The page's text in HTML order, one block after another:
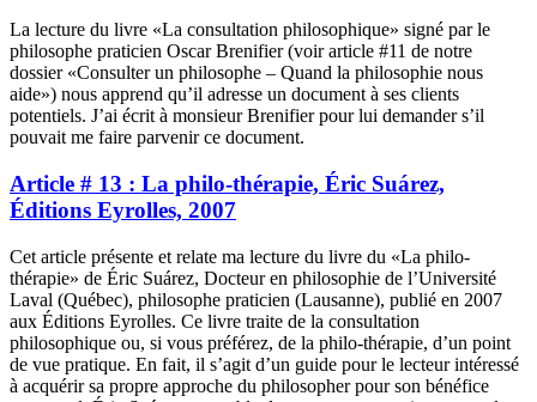
La lecture du livre «La consultation philosophique» signé par le
philosophe praticien Oscar Brenifier (voir article #11 de notre
dossier «Consulter un philosophe – Quand la philosophie nous
aide») nous apprend qu’il adresse un document à ses clients
potentiels. J’ai écrit à monsieur Brenifier pour lui demander s’il
pouvait me faire parvenir ce document.
Article # 13 : La philo-thérapie, Éric Suárez,
Éditions Eyrolles, 2007
Cet article présente et relate ma lecture du livre du «La philo-
thérapie» de Éric Suárez, Docteur en philosophie de l’Université
Laval (Québec), philosophe praticien (Lausanne), publié en 2007
aux Éditions Eyrolles. Ce livre traite de la consultation
philosophique ou, si vous préférez, de la philo-thérapie, d’un point
de vue pratique. En fait, il s’agit d’un guide pour le lecteur intéressé
à acquérir sa propre approche du philosopher pour son bénéfice